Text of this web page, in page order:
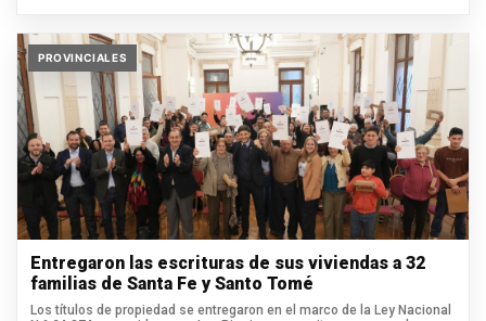
PROVINCIALES
Entregaron las escrituras de sus viviendas a 32
familias de Santa Fe y Santo Tomé
Los títulos de propiedad se entregaron en el marco de la Ley Nacional